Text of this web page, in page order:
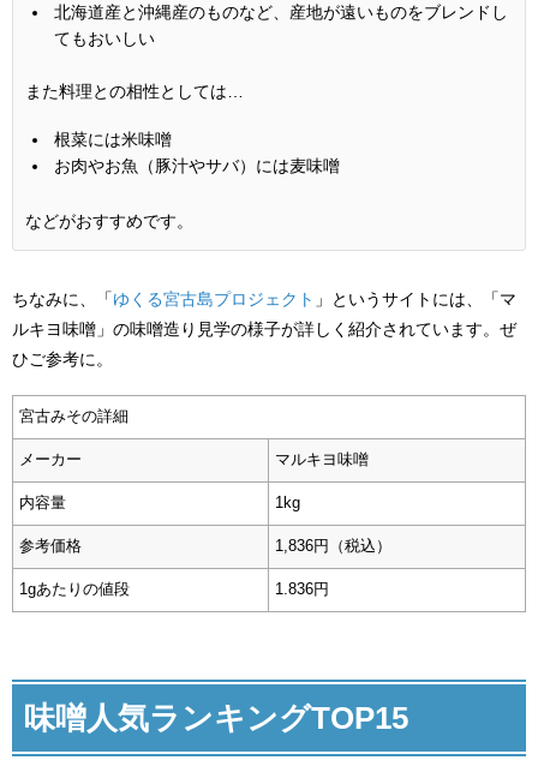
北海道産と沖縄産のものなど、産地が遠いものをブレンドし
てもおいしい
また料理との相性としては…
根菜には米味噌
お肉やお魚（豚汁やサバ）には麦味噌
などがおすすめです。
ちなみに、「ゆくる宮古島プロジェクト 」というサイトには、「マ
ルキヨ味噌」の味噌造り見学の様子が詳しく紹介されています。ぜ
ひご参考に。
宮古みその詳細
メーカー マルキヨ味噌
内容量 1kg
参考価格 1,836円（税込）
1gあたりの値段 1.836円
味噌人気ランキングTOP15